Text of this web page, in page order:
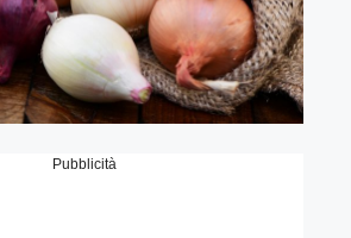
Pubblicità